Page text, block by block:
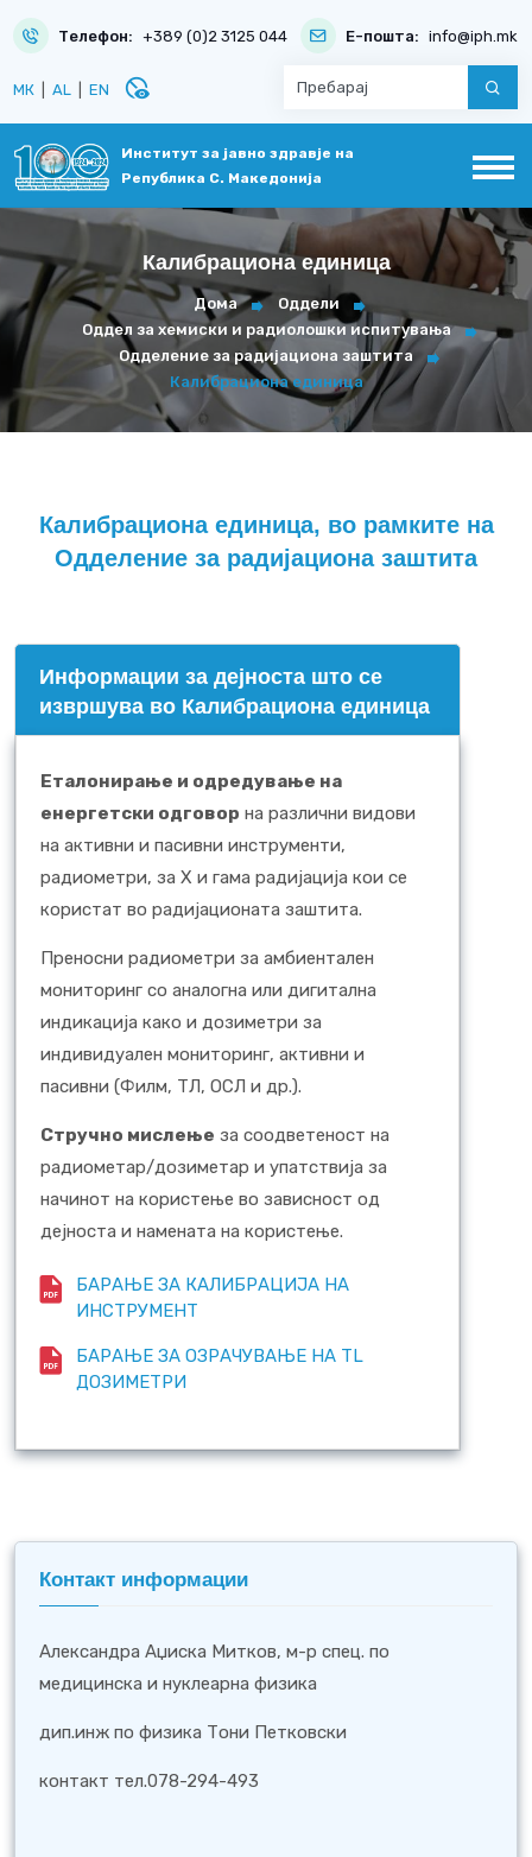
Телефон: +389 (0)2 3125 044 Е-пошта: info@iph.mk
МК AL EN disabled_visible
Институт за јавно здравје на
Република С. Македонија
Калибрациона единица
Дома
Оддели
Оддел за хемиски и радиолошки испитувања
Одделение за радијациона заштита
Калибрациона единица
Калибрациона единица, во рамките на
Одделение за радијациона заштита
Информации за дејноста што се
извршува во Калибрациона единица
Еталонирање и одредување на
енергетски одговор на различни видови
на активни и пасивни инструменти,
радиометри, за X и гама радијација кои се
користат во радијационата заштита.
Преносни радиометри за амбиентален
мониторинг со аналогна или дигитална
индикација како и дозиметри за
индивидуален мониторинг, активни и
пасивни (Филм, ТЛ, ОСЛ и др.).
Стручно мислење за соодветеност на
радиометар/дозиметар и упатствија за
начинот на користење во зависност од
дејноста и намената на користење.
БАРАЊЕ ЗА КАЛИБРАЦИЈА НА
ИНСТРУМЕНТ
БАРАЊЕ ЗА ОЗРАЧУВАЊЕ НА TL
ДОЗИМЕТРИ
Контакт информации
Александра Аџиска Митков, м-р спец. по
медицинска и нуклеарна физика
дип.инж по физика Тони Петковски
контакт тел.078-294-493